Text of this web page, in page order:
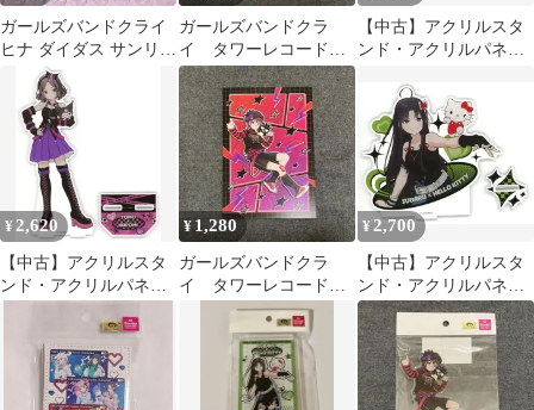
ガールズバンドクライ
ヒナ ダイダス サンリオ
コラボ ポストカード タ
ワレコ
ガールズバンドクラ
イ タワーレコード
サンリオ アクリルス
タンド アイ
【中古】アクリルスタ
ンド・アクリルパネル
つ丸(コラボイラスト)
アクリルスタンド 「ガ
ールズバンドクライ×サ
ンリオキャラクターズ
POP-UP SHOP」
¥ 2,620
【中古】アクリルスタ
ンド・アクリルパネル
ラボイラスト) BIGアク
リルスタンド 「ガール
ズバンドクライ×サンリ
オキャラクターズ POP-
¥ 1,280
ガールズバンドクラ
イ タワーレコード
サンリオ ポストカー
ド 井芹仁菜
¥ 2,700
【中古】アクリルスタ
ンド・アクリルパネル
03.安和すばる×ハロー
キティ(コラボイラス
ト) アクリルスタンド
「ガールズバンドクラ
イ×サンリオキャラクタ